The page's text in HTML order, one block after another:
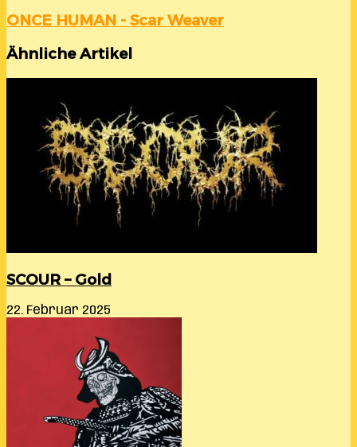
ONCE HUMAN - Scar Weaver
Ähnliche Artikel
SCOUR – Gold
22. Februar 2025